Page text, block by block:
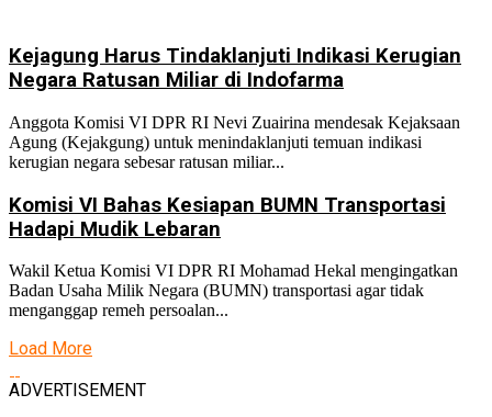
Kejagung Harus Tindaklanjuti Indikasi Kerugian
Negara Ratusan Miliar di Indofarma
Anggota Komisi VI DPR RI Nevi Zuairina mendesak Kejaksaan
Agung (Kejakgung) untuk menindaklanjuti temuan indikasi
kerugian negara sebesar ratusan miliar...
Komisi VI Bahas Kesiapan BUMN Transportasi
Hadapi Mudik Lebaran
Wakil Ketua Komisi VI DPR RI Mohamad Hekal mengingatkan
Badan Usaha Milik Negara (BUMN) transportasi agar tidak
menganggap remeh persoalan...
Load More
ADVERTISEMENT